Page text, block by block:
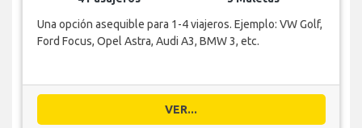
Una opción asequible para 1-4 viajeros. Ejemplo: VW Golf,
Ford Focus, Opel Astra, Audi A3, BMW 3, etc.
VER...